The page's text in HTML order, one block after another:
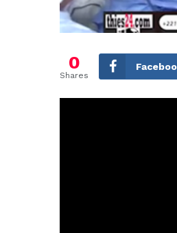
0
Shares